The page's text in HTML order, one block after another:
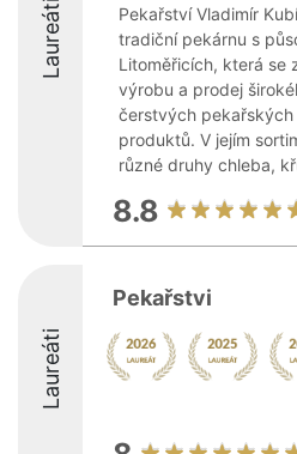
Laureáti
Pekařství Vladimír
tradiční pekárnu s
Litoměřicích, která se
výrobu a prodej
čerstvých
produktů. V jejím
různé druhy chleba,
8.8
Laureáti
Pekařstvi